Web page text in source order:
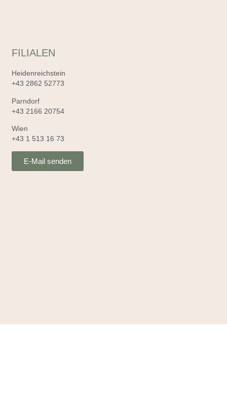
FILIALEN
Heidenreichstein
+43 2862 52773
Parndorf
+43 2166 20754
Wien
+43 1 513 16 73
E-Mail senden